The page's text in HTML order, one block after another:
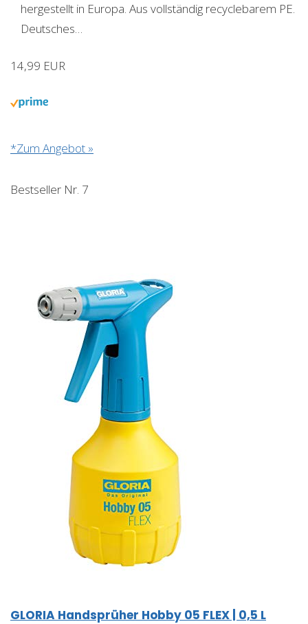
hergestellt in Europa. Aus vollständig recyclebarem PE.
Deutsches…
14,99 EUR
*Zum Angebot »
Bestseller Nr. 7
GLORIA Handsprüher Hobby 05 FLEX | 0,5 L